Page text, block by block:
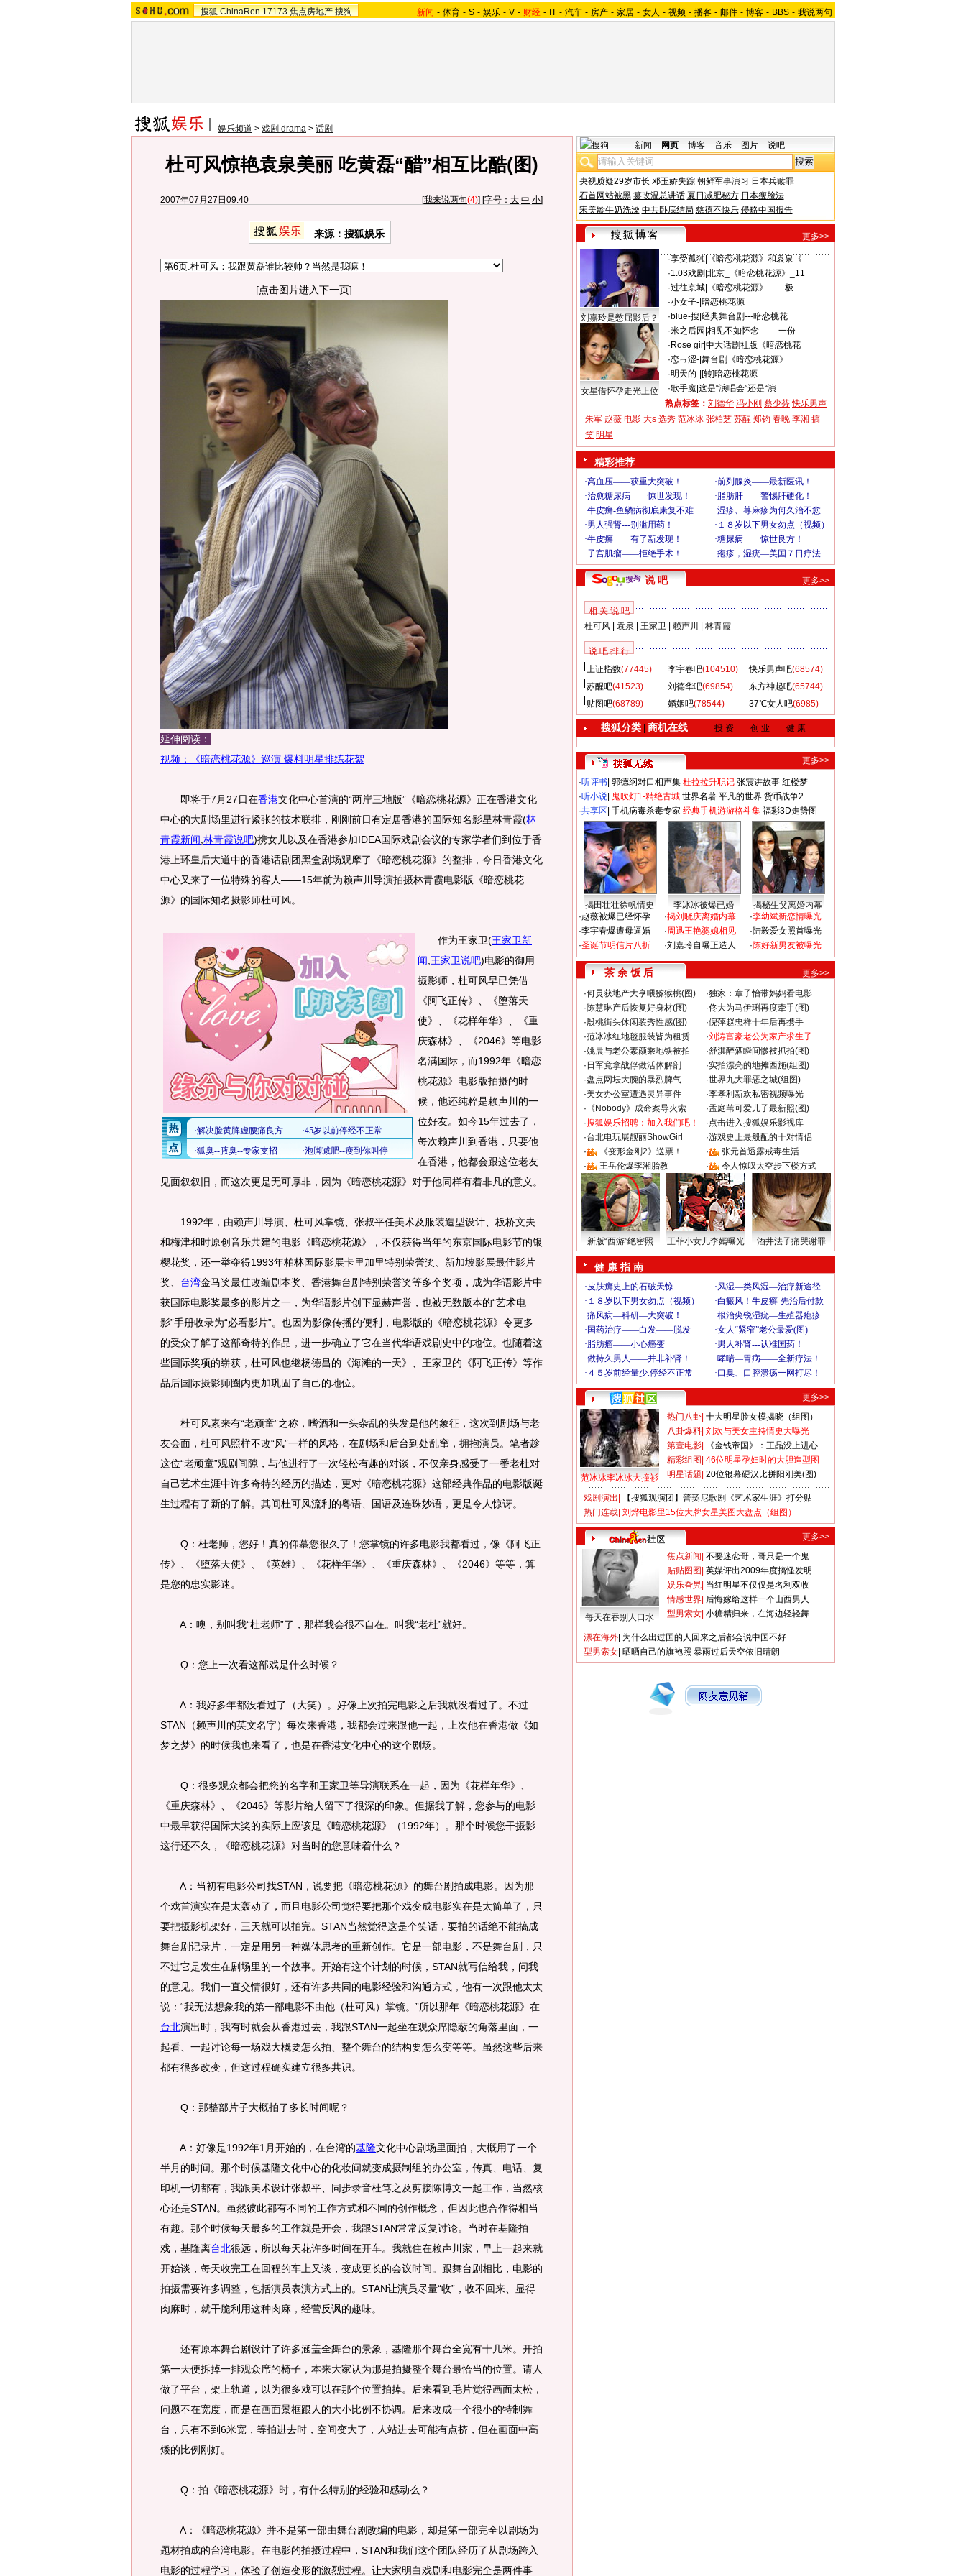
搜狐 ChinaRen 17173 焦点房地产 搜狗 新闻 - 体育 - S - 娱乐 - V - 财经 - IT - 汽车 - 房产 - 家居 - 女人 - 视频 - 播客 - 邮件 - 博客 - BBS - 我说两句
娱乐频道 > 戏剧 drama > 话剧
杜可风惊艳袁泉美丽 吃黄磊“醋”相互比酷(图)
2007年07月27日09:40 [我来说两句(4)] [字号： 大 中 小]
来源：搜狐娱乐
[点击图片进入下一页]
延伸阅读：
视频：《暗恋桃花源》巡演 爆料明星排练花絮
即将于7月27日在香港文化中心首演的“两岸三地版”《暗恋桃花源》正在香港文化
中心的大剧场里进行紧张的技术联排，刚刚前日有定居香港的国际知名影星林青霞(林
青霞新闻 林青霞说吧)携女儿以及在香港参加IDEA国际戏剧会议的专家学者们到位于香
港上环皇后大道中的香港话剧团黑盒剧场观摩了《暗恋桃花源》的整排，今日香港文化
中心又来了一位特殊的客人——15年前为赖声川导演拍摄林青霞电影版《暗恋桃花
源》的国际知名摄影师杜可风。
作为王家卫(王家卫新
闻 王家卫说吧)电影的御用
摄影师，杜可风早已凭借
《阿飞正传》、《堕落天
使》、《花样年华》、《重
庆森林》、《2046》等电影
名满国际，而1992年《暗恋
桃花源》电影版拍摄的时
候，他还纯粹是赖声川的一
位好友。如今15年过去了，
每次赖声川到香港，只要他
在香港，他都会跟这位老友
见面叙叙旧，而这次更是无可厚非，因为《暗恋桃花源》对于他同样有着非凡的意义。
1992年，由赖声川导演、杜可风掌镜、张叔平任美术及服装造型设计、板桥文夫
和梅津和时原创音乐共建的电影《暗恋桃花源》，不仅获得当年的东京国际电影节的银
樱花奖，还一举夺得1993年柏林国际影展卡里加里特别荣誉奖、新加坡影展最佳影片
奖、 台湾金马奖最佳改编剧本奖、香港舞台剧特别荣誉奖等多个奖项，成为华语影片中
获国际电影奖最多的影片之一，为华语影片创下显赫声誉，也被无数版本的“艺术电
影”手册收录为“必看影片”。也因为影像传播的便利，电影版的《暗恋桃花源》令更多
的受众了解了这部奇特的作品，进一步确立了它在当代华语戏剧史中的地位。也随着这
些国际奖项的崭获，杜可风也继杨德昌的《海滩的一天》、王家卫的《阿飞正传》等作
品后国际摄影师圈内更加巩固了自己的地位。
杜可风素来有“老顽童”之称，嗜酒和一头杂乱的头发是他的象征，这次到剧场与老
友会面，杜可风照样不改“风”一样的风格，在剧场和后台到处乱窜，拥抱演员。笔者趁
这位“老顽童”观剧间隙，与他进行了一次轻松有趣的对谈，不仅亲身感受了一番老杜对
自己艺术生涯中许多奇特的经历的描述，更对《暗恋桃花源》这部经典作品的电影版诞
生过程有了新的了解。其间杜可风流利的粤语、国语及连珠妙语，更是令人惊讶。
Q：杜老师，您好！真的仰慕您很久了！您掌镜的许多电影我都看过，像《阿飞正
传》、《堕落天使》、《英雄》、《花样年华》、《重庆森林》、《2046》等等，算
是您的忠实影迷。
A：噢，别叫我“杜老师”了，那样我会很不自在。叫我“老杜”就好。
Q：您上一次看这部戏是什么时候？
A：我好多年都没看过了（大笑）。好像上次拍完电影之后我就没看过了。不过
STAN（赖声川的英文名字）每次来香港，我都会过来跟他一起，上次他在香港做《如
梦之梦》的时候我也来看了，也是在香港文化中心的这个剧场。
Q：很多观众都会把您的名字和王家卫等导演联系在一起，因为《花样年华》、
《重庆森林》、《2046》等影片给人留下了很深的印象。但据我了解，您参与的电影
中最早获得国际大奖的实际上应该是《暗恋桃花源》（1992年）。那个时候您干摄影
这行还不久，《暗恋桃花源》对当时的您意味着什么？
A：当初有电影公司找STAN，说要把《暗恋桃花源》的舞台剧拍成电影。因为那
个戏首演实在是太轰动了，而且电影公司觉得要把那个戏变成电影实在是太简单了，只
要把摄影机架好，三天就可以拍完。STAN当然觉得这是个笑话，要拍的话绝不能搞成
舞台剧记录片，一定是用另一种媒体思考的重新创作。它是一部电影，不是舞台剧，只
不过它是发生在剧场里的一个故事。开始有这个计划的时候，STAN就写信给我，问我
的意见。我们一直交情很好，还有许多共同的电影经验和沟通方式，他有一次跟他太太
说：“我无法想象我的第一部电影不由他（杜可风）掌镜。”所以那年《暗恋桃花源》在
台北演出时，我有时就会从香港过去，我跟STAN一起坐在观众席隐蔽的角落里面，一
起看、一起讨论每一场戏大概要怎么拍、整个舞台的结构要怎么变等等。虽然这些后来
都有很多改变，但这过程确实建立很多共识。
Q：那整部片子大概拍了多长时间呢？
A：好像是1992年1月开始的，在台湾的基隆文化中心剧场里面拍，大概用了一个
半月的时间。那个时候基隆文化中心的化妆间就变成摄制组的办公室，传真、电话、复
印机一切都有，我跟美术设计张叔平、同步录音杜笃之及剪接陈博文一起工作，当然核
心还是STAN。虽然彼此都有不同的工作方式和不同的创作概念，但因此也合作得相当
有趣。那个时候每天最多的工作就是开会，我跟STAN常常反复讨论。当时在基隆拍
戏，基隆离台北很远，所以每天花许多时间在开车。我就住在赖声川家，早上一起来就
开始谈，每天收完工在回程的车上又谈，变成更长的会议时间。跟舞台剧相比，电影的
拍摄需要许多调整，包括演员表演方式上的。STAN让演员尽量“收”，收不回来、显得
肉麻时，就干脆利用这种肉麻，经营反讽的趣味。
还有原本舞台剧设计了许多涵盖全舞台的景象，基隆那个舞台全宽有十几米。开拍
第一天便拆掉一排观众席的椅子，本来大家认为那是拍摄整个舞台最恰当的位置。请人
做了平台，架上轨道，以为很多戏可以在那个位置拍掉。后来看到毛片觉得画面太松，
问题不在宽度，而是在画面景框跟人的大小比例不协调。后来改成一个很小的特制舞
台，只有不到6米宽，等拍进去时，空间变大了，人站进去可能有点挤，但在画面中高
矮的比例刚好。
Q：拍《暗恋桃花源》时，有什么特别的经验和感动么？
A：《暗恋桃花源》并不是第一部由舞台剧改编的电影，却是第一部完全以剧场为
题材拍成的台湾电影。在电影的拍摄过程中，STAN和我们这个团队经历了从剧场跨入
电影的过程学习，体验了创造变形的激烈过程。让大家明白戏剧和电影完全是两件事
新闻 网页 博客 音乐 图片 说吧
央视质疑29岁市长 邓玉娇失踪 朝鲜军事演习 日本兵赎罪
石首网站被黑 篡改温总讲话 夏日减肥秘方 日本瘦脸法
宋美龄牛奶洗澡 中共卧底结局 慈禧不快乐 侵略中国报告
更多>>
刘嘉玲是憋屈影后？
女星借怀孕走光上位
·享受孤独|
《暗恋桃花源》和袁泉《
·1.03戏剧 北京_《暗恋桃花源》_11
·过往京城|
《暗恋桃花源》------极
·小女子-| 暗恋桃花源
·blue-搜 经典舞台剧---暗恋桃花
·米之后园 相见不如怀念—— 一份
· Rose gir| 中大话剧社版《暗恋桃花
·恋ㄣ涩-| 舞台剧《暗恋桃花源》
·明天的-| [转]暗恋桃花源
·歌手魔| 这是“演唱会”还是“演
热点标签： 刘德华 冯小刚 蔡少芬 快乐男声
朱军 赵薇 电影 大s 选秀 范冰冰 张柏芝 苏醒 郑钧 春晚 李湘 搞
笑 明星
精彩推荐
说 吧 更多>>
相 关 说 吧
杜可风| 袁泉 王家卫| 赖声川 林青霞
说 吧 排 行
上证指数(77445) 李宇春吧(104510) 快乐男声吧(68574)
苏醒吧(41523) 刘德华吧(69854) 东方神起吧(65744)
贴图吧(68789) 婚姻吧(78544) 37℃女人吧(6985)
搜狐分类| 商机在线 投 资 创 业 健 康
更多>>
·听评书 郭德纲对口相声集 杜拉拉升职记 张震讲故事 红楼梦
·听小说 鬼吹灯1-精绝古城 世界名著 平凡的世界 货币战争2
·共享区 手机病毒杀毒专家 经典手机游游格斗集 福彩3D走势图
揭田壮壮徐帆情史 李冰冰被爆已婚
揭秘生父离婚内幕
·赵薇被爆已经怀孕
·李宇春爆遭母逼婚
·圣诞节明信片八折
·揭刘晓庆离婚内幕
·周迅王艳婆媳相见
·刘嘉玲自曝正造人
·李幼斌新恋情曝光
·陆毅爱女照首曝光
·陈好新男友被曝光
茶 余 饭 后
更多>>
·何炅获地产大亨喂猕猴桃(图) ·独家：章子怡带妈妈看电影
·陈慧琳产后恢复好身材(图) ·佟大为马伊琍再度牵手(图)
·殷桃街头休闲装秀性感(图) ·倪萍赵忠祥十年后再携手
·范冰冰红地毯服装皆为租赁 ·刘涛富豪老公为家产求生子
·姚晨与老公素颜乘地铁被拍 ·舒淇醉酒瞬间惨被抓拍(图)
· 日军竟拿战俘做活体解剖 ·实拍漂亮的地摊西施(组图)
·盘点网坛大腕的暴烈脾气 ·世界九大罪恶之城(组图)
·美女办公室遭遇灵异事件 ·李孝利新欢私密视频曝光
· 《Nobody》成命案导火索 ·孟庭苇可爱儿子最新照(图)
·搜狐娱乐招聘：加入我们吧！ ·点击进入搜狐娱乐影视库
·台北电玩展靓丽ShowGirl ·游戏史上最般配的十对情侣
·
《变形金刚2》送票！ ·
张元首透露戒毒生活
·
王岳伦爆李湘胎教 · 令人惊叹太空步下楼方式
新版“西游”绝密照 王菲小女儿李嫣曝光 酒井法子痛哭谢罪
健 康 指 南
更多>>
范冰冰李冰冰大撞衫
热门八卦 十大明星脸女模揭晓（组图）
八卦爆料 刘欢与美女主持情史大曝光
第壹电影
《金钱帝国》：王晶没上进心
精彩组图 46位明星孕妇时的大胆造型图
明星话题 20位银幕硬汉比拼阳刚美(图)
戏剧演出
【搜狐观演团】普契尼歌剧《艺术家生涯》打分贴
热门连载 刘烨电影里15位大牌女星美图大盘点（组图）
更多>>
每天在吞别人口水
焦点新闻 不要迷恋哥，哥只是一个鬼
贴贴图图 英媒评出2009年度搞怪发明
娱乐旮旯 当红明星不仅仅是名利双收
情感世界 后悔嫁给这样一个山西男人
型男索女 小糖精归来，在海边轻轻舞
漂在海外 为什么出过国的人回来之后都会说中国不好
型男索女 晒晒自己的旗袍照 暴雨过后天空依旧晴朗